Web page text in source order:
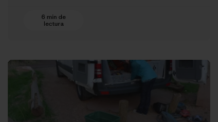
6 min de
lectura